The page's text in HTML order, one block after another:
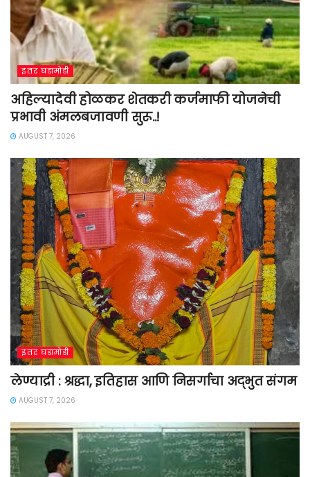
इतर घडामोडी
अहिल्यादेवी होळकर शेतकरी कर्जमाफी योजनेची
प्रभावी अंमलबजावणी सुरू..!
AUGUST 7, 2026
इतर घडामोडी
लेण्याद्री : श्रद्धा, इतिहास आणि निसर्गाचा अद्भुत संगम
AUGUST 7, 2026